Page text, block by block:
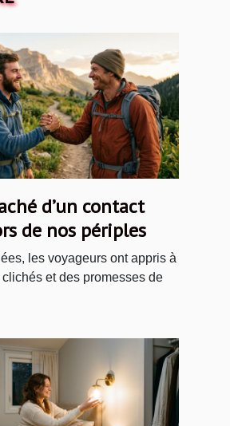
d’un contact
de nos périples
les voyageurs ont appris à
et des promesses de